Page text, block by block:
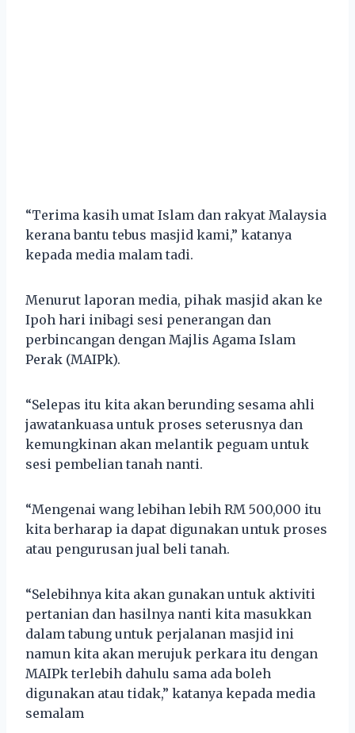
“Terima kasih umat Islam dan rakyat Malaysia
kerana bantu tebus masjid kami,” katanya
kepada media malam tadi.
Menurut laporan media, pihak masjid akan ke
Ipoh hari inibagi sesi penerangan dan
perbincangan dengan Majlis Agama Islam
Perak (MAIPk).
“Selepas itu kita akan berunding sesama ahli
jawatankuasa untuk proses seterusnya dan
kemungkinan akan melantik peguam untuk
sesi pembelian tanah nanti.
“Mengenai wang lebihan lebih RM 500,000 itu
kita berharap ia dapat digunakan untuk proses
atau pengurusan jual beli tanah.
“Selebihnya kita akan gunakan untuk aktiviti
pertanian dan hasilnya nanti kita masukkan
dalam tabung untuk perjalanan masjid ini
namun kita akan merujuk perkara itu dengan
MAIPk terlebih dahulu sama ada boleh
digunakan atau tidak,” katanya kepada media
semalam